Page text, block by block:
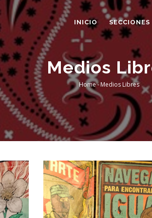
INICIO SECCIONES
Medios
Home-Medios Libres